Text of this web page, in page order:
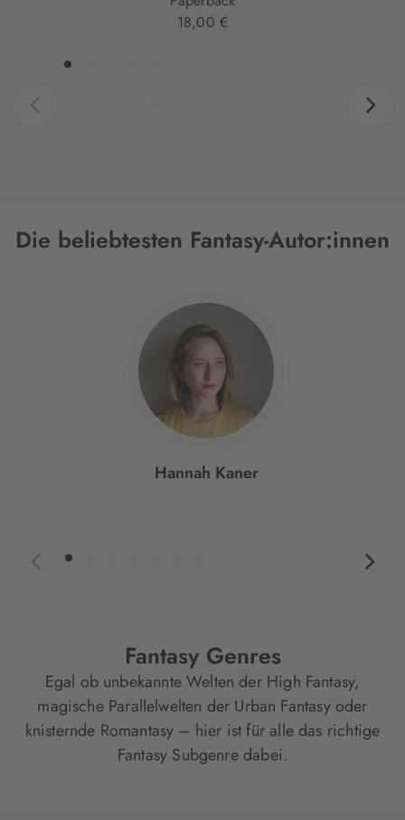
18,00 €
Die beliebtesten Fantasy-Autor:innen
Hannah Kaner
Fantasy Genres
Egal ob unbekannte Welten der High Fantasy,
magische Parallelwelten der Urban Fantasy oder
knisternde Romantasy – hier ist für alle das richtige
Fantasy Subgenre dabei.